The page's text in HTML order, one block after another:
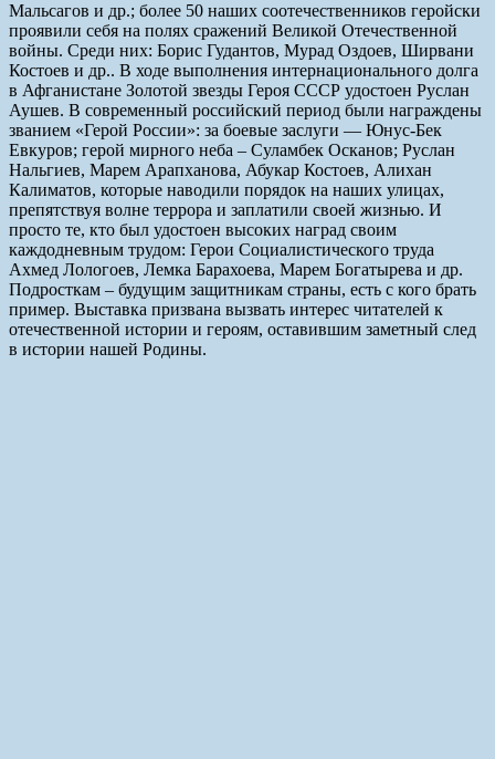
Мальсагов и др.; более 50 наших соотечественников геройски
проявили себя на полях сражений Великой Отечественной
войны. Среди них: Борис Гудантов, Мурад Оздоев, Ширвани
Костоев и др.. В ходе выполнения интернационального долга
в Афганистане Золотой звезды Героя СССР удостоен Руслан
Аушев. В современный российский период были награждены
званием «Герой России»: за боевые заслуги — Юнус-Бек
Евкуров; герой мирного неба – Суламбек Осканов; Руслан
Нальгиев, Марем Арапханова, Абукар Костоев, Алихан
Калиматов, которые наводили порядок на наших улицах,
препятствуя волне террора и заплатили своей жизнью. И
просто те, кто был удостоен высоких наград своим
каждодневным трудом: Герои Социалистического труда
Ахмед Лологоев, Лемка Барахоева, Марем Богатырева и др.
Подросткам – будущим защитникам страны, есть с кого брать
пример. Выставка призвана вызвать интерес читателей к
отечественной истории и героям, оставившим заметный след
в истории нашей Родины.